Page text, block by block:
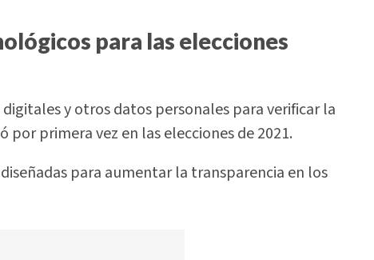
para las elecciones
y otros datos personales para verificar la
primera vez en las elecciones de 2021.
para aumentar la transparencia en los